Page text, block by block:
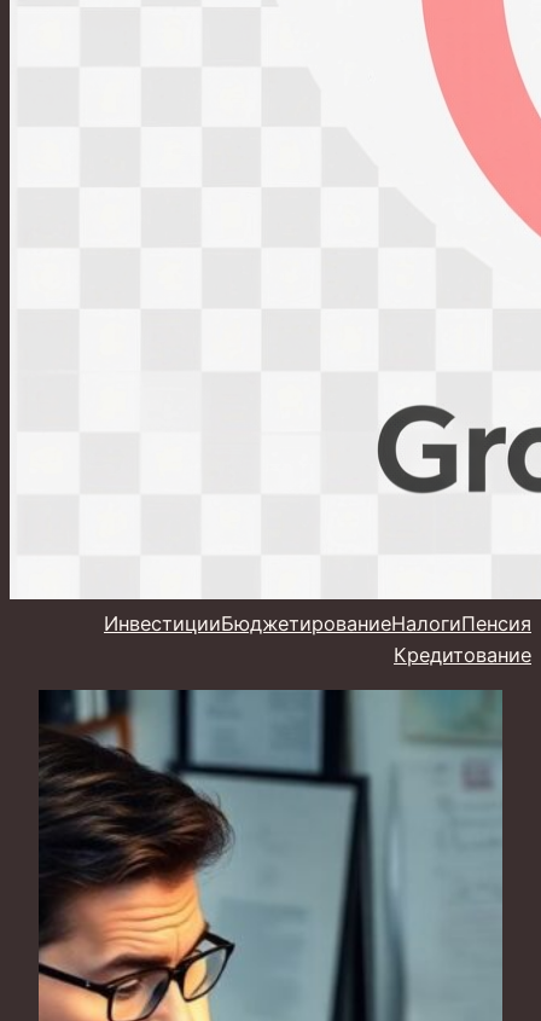
ИнвестицииБюджетированиеНалогиПенсия
Кредитование